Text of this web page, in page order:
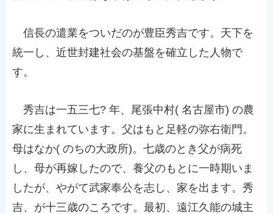
信長の遣業をついだのが豊臣秀吉です。天下を
統一し、近世封建社会の基盤を確立した人物で
す。
秀吉は一五三七? 年、尾張中村( 名古屋市) の農
家に生まれています。父はもと足軽の弥右衛門。
母はなか( のちの大政所)。七歳のとき父が病死
し、母が再嫁したので、養父のもとに一時期いま
したが、やがて武家奉公を志し、家を出ます。秀
吉、が十三歳のころです。最初、遠江久能の城主